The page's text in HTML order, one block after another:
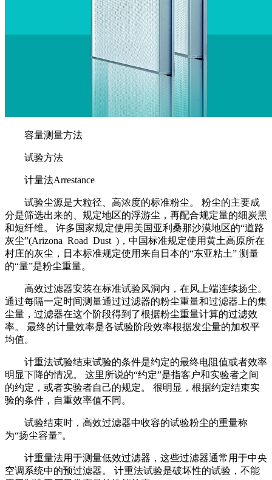
容量测量方法
试验方法
计量法Arrestance
试验尘源是大粒径、高浓度的标准粉尘。 粉尘的主要成
分是筛选出来的、规定地区的浮游尘，再配合规定量的细炭黑
和短纤维。 许多国家规定使用美国亚利桑那沙漠地区的“道路
灰尘”(Arizona Road Dust )，中国标准规定使用黄土高原所在
村庄的灰尘，日本标准规定使用来自日本的“东亚粘土” 测量
的“量”是粉尘重量。
高效过滤器安装在标准试验风洞内，在风上端连续扬尘。
通过每隔一定时间测量通过过滤器的粉尘重量和过滤器上的集
尘量，过滤器在这个阶段得到了根据粉尘重量计算的过滤效
率。 最终的计量效率是各试验阶段效率根据发尘量的加权平
均值。
计重法试验结束试验的条件是约定的最终电阻值或者效率
明显下降的情况。 这里所说的“约定”是指客户和实验者之间
的约定，或者实验者自己的规定。 很明显，根据约定结束实
验的条件，自重效率值不同。
试验结束时，高效过滤器中收容的试验粉尘的重量称
为“扬尘容量”。
计重量法用于测量低效过滤器，这些过滤器通常用于中央
空调系统中的预过滤器。 计重法试验是破坏性的试验，不能